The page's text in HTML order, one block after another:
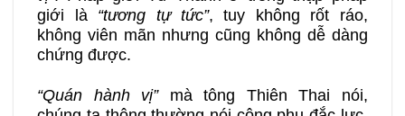
giới là “tương tự tức”, tuy không rốt ráo,
không viên mãn nhưng cũng không dễ dàng
chứng được.
“Quán hành vị”mà tông Thiên Thai nói,